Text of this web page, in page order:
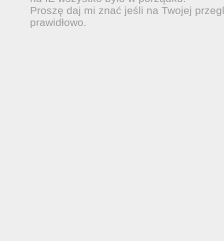
Proszę daj mi znać jeśli na Twojej
prawidłowo.